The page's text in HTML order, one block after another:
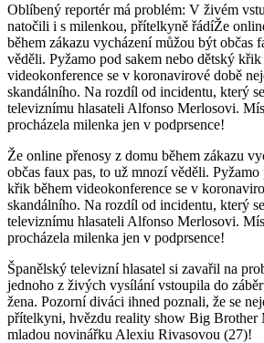
Oblíbený reportér má problém: V živém
natočili i s milenkou, přítelkyně řádíŽe
během zákazu vycházení můžou být občas
věděli. Pyžamo pod sakem nebo dětský křik
videokonference se v koronavirové době
skandálního. Na rozdíl od incidentu, který
televiznímu hlasateli Alfonso Merlosovi.
procházela milenka jen v podprsence!
Že online přenosy z domu během zákazu
občas faux pas, to už mnozí věděli.
křik během videokonference se v
skandálního. Na rozdíl od incidentu, který
televiznímu hlasateli Alfonso Merlosovi.
procházela milenka jen v podprsence!
Španělský televizní hlasatel si zavařil na
jednoho z živých vysílání vstoupila do
žena. Pozorní diváci ihned poznali, že se
přítelkyni, hvězdu reality show Big Brother
mladou novinářku Alexiu Rivasovou (27)!